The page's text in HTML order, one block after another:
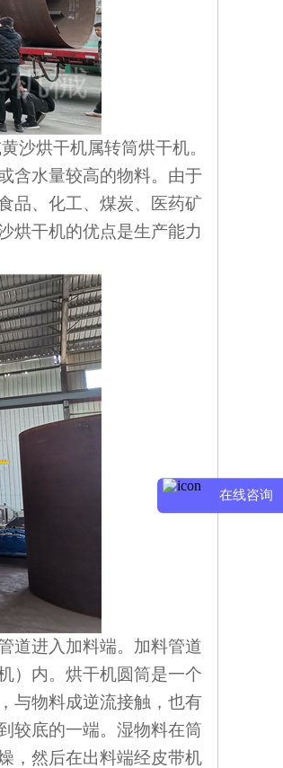
沙烘干机属转筒烘干机。
含水量较高的物料。由于
品、化工、煤炭、医药矿
烘干机的优点是生产能力
道进入加料端。加料管道
）内。烘干机圆筒是一个
与物料成逆流接触，也有
较底的一端。湿物料在筒
，然后在出料端经皮带机
在线咨询